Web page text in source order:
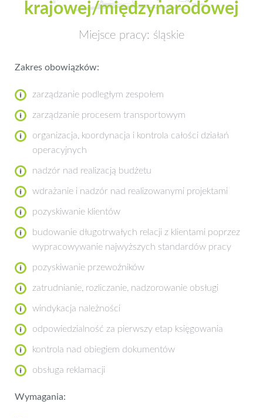
krajowej/międzynarodowej
Miejsce pracy: śląskie
Zakres obowiązków:
zarządzanie podległym zespołem
zarządzanie procesem transportowym
organizacja, koordynacja i kontrola całości działań
operacyjnych
nadzór nad realizacją budżetu
wdrażanie i nadzór nad realizowanymi projektami
pozyskiwanie klientów
budowanie długotrwałych relacji z klientami poprzez
wypracowywanie najwyższych standardów pracy
pozyskiwanie przewoźników
zatrudnianie, rozliczanie, nadzorowanie obsługi
windykacja należności
odpowiedzialność za pierwszy etap księgowania
kontrola nad obiegiem dokumentów
obsługa reklamacji
Wymagania: